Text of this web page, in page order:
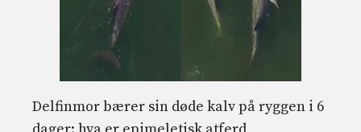
Delfinmor bærer sin døde kalv på ryggen i 6